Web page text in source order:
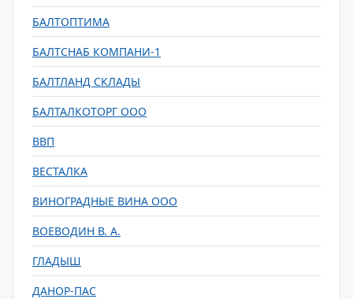
БАЛТОПТИМА
БАЛТСНАБ КОМПАНИ-1
БАЛТЛАНД СКЛАДЫ
БАЛТАЛКОТОРГ ООО
ВВП
ВЕСТАЛКА
ВИНОГРАДНЫЕ ВИНА ООО
ВОЕВОДИН В. А.
ГЛАДЫШ
ДАНОР-ПАС